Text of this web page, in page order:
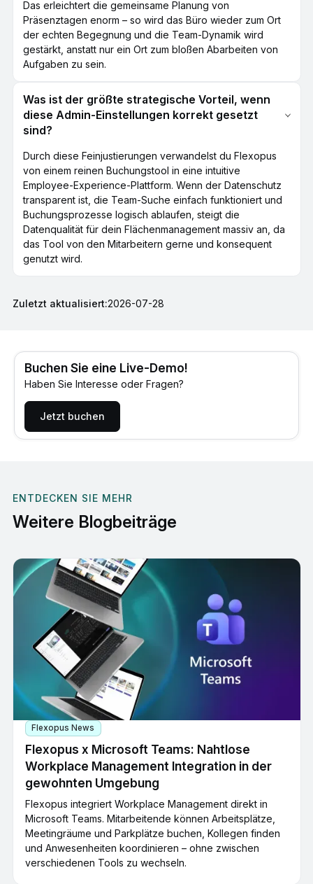
Das erleichtert die gemeinsame Planung von
Präsenztagen enorm – so wird das Büro wieder zum Ort
der echten Begegnung und die Team-Dynamik wird
gestärkt, anstatt nur ein Ort zum bloßen Abarbeiten von
Aufgaben zu sein.
Was ist der größte strategische Vorteil, wenn
diese Admin-Einstellungen korrekt gesetzt
sind?
Durch diese Feinjustierungen verwandelst du Flexopus
von einem reinen Buchungstool in eine intuitive
Employee-Experience-Plattform. Wenn der Datenschutz
transparent ist, die Team-Suche einfach funktioniert und
Buchungsprozesse logisch ablaufen, steigt die
Datenqualität für dein Flächenmanagement massiv an, da
das Tool von den Mitarbeitern gerne und konsequent
genutzt wird.
Zuletzt aktualisiert:2026-07-28
Buchen Sie eine Live-Demo!
Haben Sie Interesse oder Fragen?
Jetzt buchen
ENTDECKEN SIE MEHR
Weitere Blogbeiträge
Flexopus News
Flexopus x Microsoft Teams: Nahtlose
Workplace Management Integration in der
gewohnten Umgebung
Flexopus integriert Workplace Management direkt in
Microsoft Teams. Mitarbeitende können Arbeitsplätze,
Meetingräume und Parkplätze buchen, Kollegen finden
und Anwesenheiten koordinieren – ohne zwischen
verschiedenen Tools zu wechseln.